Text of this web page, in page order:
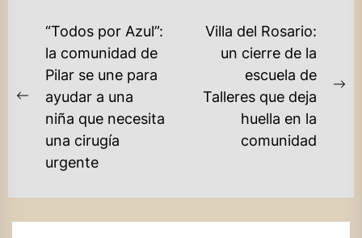
NAVEGACIÓN
ENTRADAS
Previous
post:
“Todos por Azul”:
la comunidad de
Pilar se une para
ayudar a una
niña que necesita
una cirugía
urgente
Villa del Rosario:
un cierre de la
escuela de
Talleres que deja
huella en la
comunidad